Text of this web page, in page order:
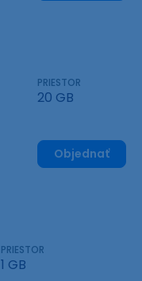
PRIESTOR
20 GB
Objednať
PRIESTOR
1 GB